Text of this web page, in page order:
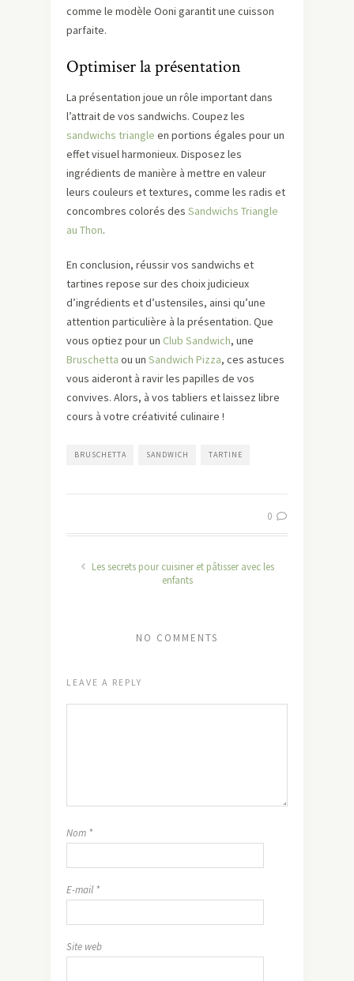
comme le modèle Ooni garantit une cuisson
parfaite.
Optimiser la présentation
La présentation joue un rôle important dans
l’attrait de vos sandwichs. Coupez les
sandwichs triangle en portions égales pour un
effet visuel harmonieux. Disposez les
ingrédients de manière à mettre en valeur
leurs couleurs et textures, comme les radis et
concombres colorés des Sandwichs Triangle
au Thon.
En conclusion, réussir vos sandwichs et
tartines repose sur des choix judicieux
d’ingrédients et d’ustensiles, ainsi qu’une
attention particulière à la présentation. Que
vous optiez pour un Club Sandwich, une
Bruschetta ou un Sandwich Pizza, ces astuces
vous aideront à ravir les papilles de vos
convives. Alors, à vos tabliers et laissez libre
cours à votre créativité culinaire !
BRUSCHETTA SANDWICH TARTINE
0
Les secrets pour cuisiner et pâtisser avec les
enfants
NO COMMENTS
LEAVE A REPLY
Nom *
E-mail *
Site web